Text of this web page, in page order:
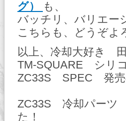
グ）
も、
バッチリ、バリエー
こちらも、どうぞよ
以上、冷却大好き
TM-SQUARE シリ
ZC33S SPEC 発売
ZC33S 冷却パーツ
た！